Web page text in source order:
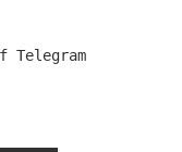
Telegram